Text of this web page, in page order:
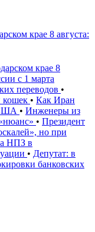
крае 8 августа:
крае 8
с 1 марта
переводов •
кошек • Как Иран
• Инженеры из
• Президент
но при
НПЗ в
• Депутат: в
банковских